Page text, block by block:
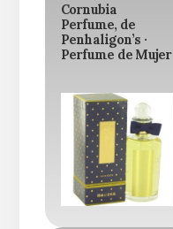
Cornubia
Perfume, de
Penhaligon’s ·
Perfume de Mujer